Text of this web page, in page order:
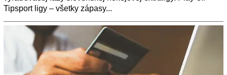
Tipsport ligy – všetky zápasy...